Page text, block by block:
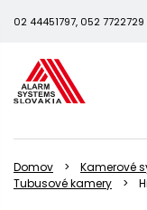
02 44451797, 052 7722729
Domov Kamerové
Tubusové kamery